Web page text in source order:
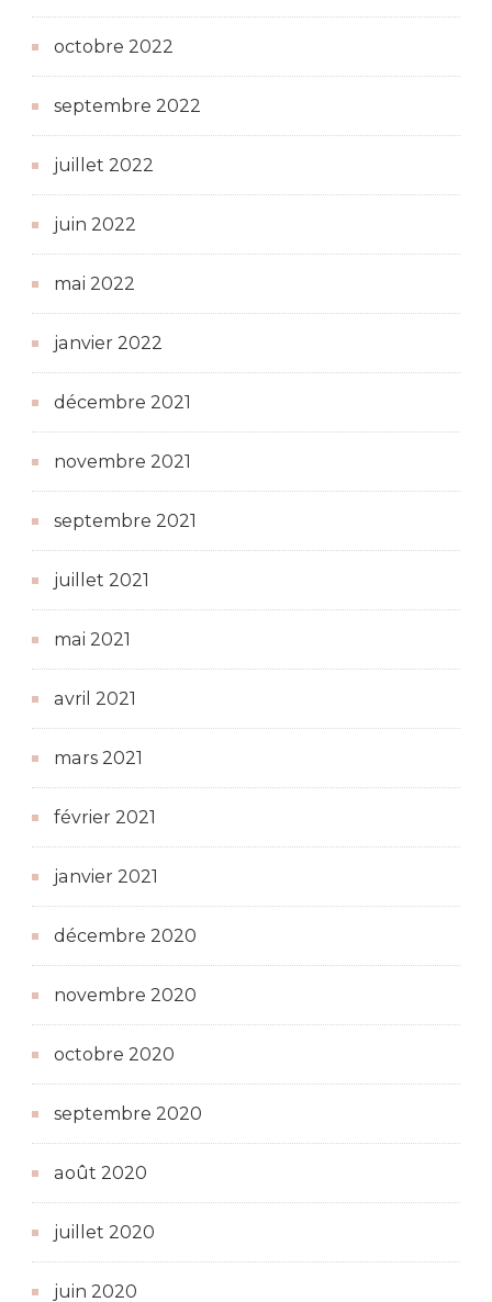
octobre 2022
septembre 2022
juillet 2022
juin 2022
mai 2022
janvier 2022
décembre 2021
novembre 2021
septembre 2021
juillet 2021
mai 2021
avril 2021
mars 2021
février 2021
janvier 2021
décembre 2020
novembre 2020
octobre 2020
septembre 2020
août 2020
juillet 2020
juin 2020